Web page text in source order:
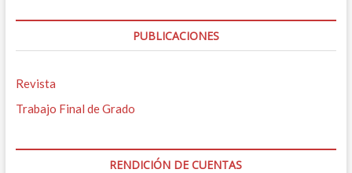
PUBLICACIONES
Revista
Trabajo Final de Grado
RENDICIÓN DE CUENTAS